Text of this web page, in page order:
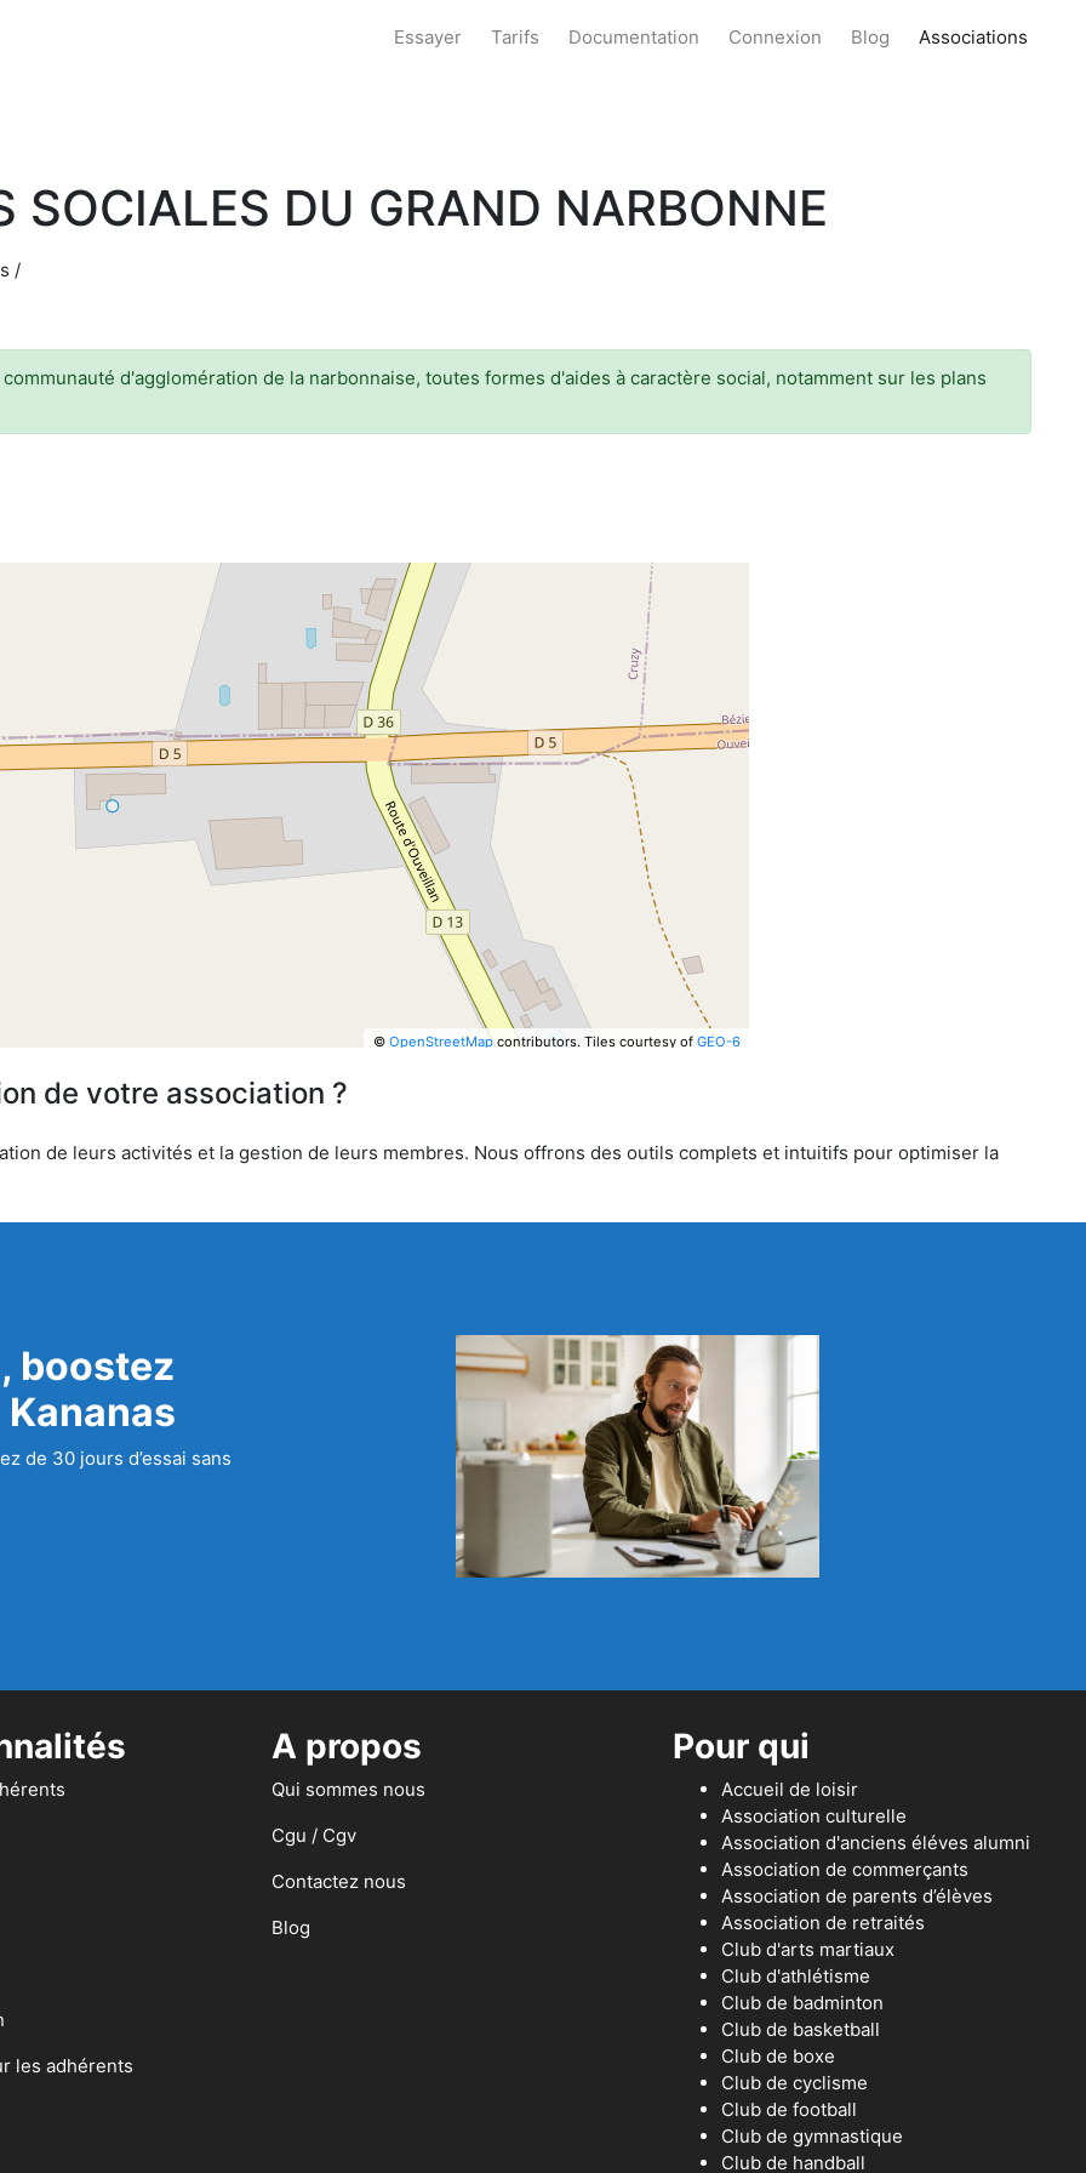
Essayer Tarifs Documentation Connexion Blog Associations
SOCIALES DU GRAND NARBONNE
/
d'agglomération de la narbonnaise, toutes formes d'aides à caractère social, notamment sur les plans
© OpenStreetMapcontributors. Tiles courtesy of GEO-6
de votre association ?
de leurs activités et la gestion de leurs membres. Nous offrons des outils complets et intuitifs pour optimiser la
boostez
de 30 jours d’essai sans
les adhérents
A propos
Qui sommes nous
Cgu / Cgv
Contactez nous
Blog
Pour qui
Accueil de loisir
Association culturelle
Association d'anciens éléves alumni
Association de commerçants
Association de parents d’élèves
Association de retraités
Club d'arts martiaux
Club d'athlétisme
Club de badminton
Club de basketball
Club de boxe
Club de cyclisme
Club de football
Club de gymnastique
Club de handball